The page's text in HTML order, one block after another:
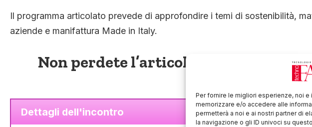
Per fornire le migliori esperienze, noi
memorizzare e/o accedere alle
permetterà a noi e ai nostri partner di
la navigazione o gli ID univoci su
Il programma articolato prevede di approfondire i temi di sostenibilità,
aziende e manifattura Made in Italy.
Non perdete l’articolo completo su
Dettagli dell'incontro